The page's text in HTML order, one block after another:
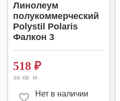
Линолеум
полукоммерческий
Polystil Polaris
Фалкон 3
518 ₽
за кв. м.
Нет в наличии